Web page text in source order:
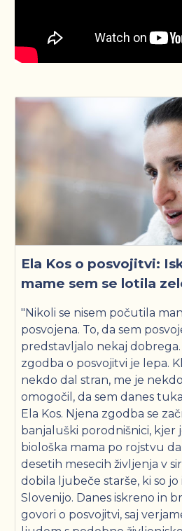
Ela Kos o posvojitvi:
mame sem se lotila
"Nikoli se nisem počutila
posvojena. To, da sem
predstavljalo nekaj dobrega.
zgodba o posvojitvi je lepa.
nekdo dal stran, me je
omogočil, da sem danes
Ela Kos. Njena zgodba se
banjaluški porodnišnici, kjer
biološka mama po rojstvu
desetih mesecih življenja v
dobila ljubeče starše, ki so
Slovenijo. Danes iskreno in
govori o posvojitvi, saj